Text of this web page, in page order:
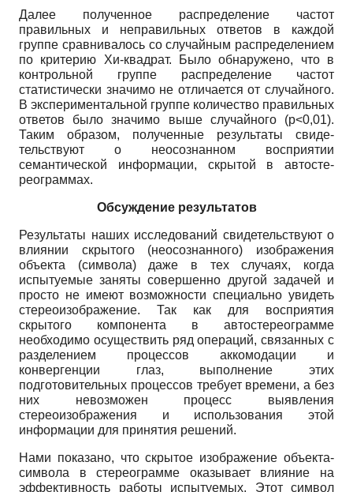
Далее полученное распределение частот
правильных и неправильных ответов в каж­дой
группе сравнивалось со случайным распределением
по критерию Хи-квадрат. Было обнаружено, что в
контрольной группе распределение частот
статистически значимо не отличается от случайного.
В экспериментальной группе количество правильных
ответов было значимо выше случайного (p<0,01).
Таким образом, полученные результаты свиде­
тельствуют о неосознанном восприятии
семантической информации, скрытой в автосте­
реограммах.
Обсуждение результатов
Результаты наших исследований свидетельствуют о
влиянии скрытого (неосознан­ного) изображения
объекта (символа) даже в тех случаях, когда
испытуемые заняты совер­шенно другой задачей и
просто не имеют возможности специально увидеть
стереоизобра­жение. Так как для восприятия
скрытого компонента в автостереограмме
необходимо осу­ществить ряд операций, связанных с
разделением процессов аккомодации и
конвергенции глаз, выполнение этих
подготовительных процессов требует времени, а без
них невозможен процесс выявления
стереоизображения и использования этой
информации для принятия решений.
Нами показано, что скрытое изображение объекта-
символа в стереограмме оказывает влияние на
эффективность работы испытуемых. Этот символ